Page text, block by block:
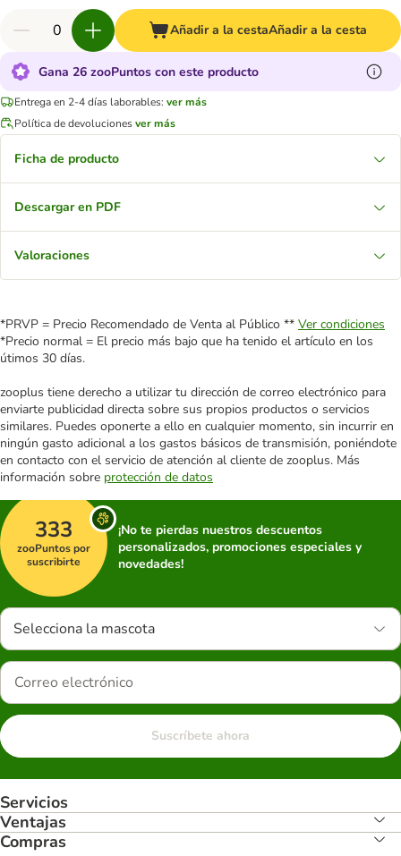
Añadir a la cestaAñadir a la cesta
Gana 26 zooPuntos con este producto
Entrega en 2-4 días laborables: ver más
Política de devolucionesver más
Ficha de producto
Descargar en PDF
Valoraciones
*PRVP = Precio Recomendado de Venta al Público ** Ver condiciones
*Precio normal = El precio más bajo que ha tenido el artículo en los
útimos 30 días.
zooplus tiene derecho a utilizar tu dirección de correo electrónico para
enviarte publicidad directa sobre sus propios productos o servicios
similares. Puedes oponerte a ello en cualquier momento, sin incurrir en
ningún gasto adicional a los gastos básicos de transmisión, poniéndote
en contacto con el servicio de atención al cliente de zooplus. Más
información sobre protección de datos
333
zooPuntos por
suscribirte
¡No te pierdas nuestros descuentos
personalizados, promociones especiales y
novedades!
Selecciona la mascota
Suscríbete ahora
Servicios
Ventajas
Compras